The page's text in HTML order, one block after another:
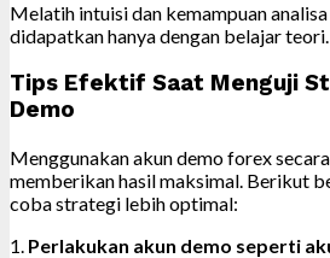
Melatih intuisi dan kemampuan
didapatkan hanya dengan belajar teori.
Tips Efektif Saat Menguji
Demo
Menggunakan akun demo forex
memberikan hasil maksimal. Berikut
coba strategi lebih optimal:
1. Perlakukan akun demo seperti